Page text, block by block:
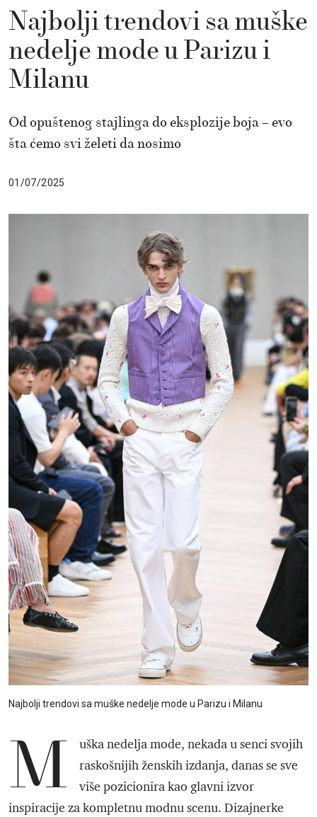
Najbolji trendovi sa muške
nedelje mode u Parizu i
Milanu
Od opuštenog stajlinga do eksplozije boja – evo
šta ćemo svi želeti da nosimo
01/07/2025
Najbolji trendovi sa muške nedelje mode u Parizu i Milanu
M
uška nedelja mode, nekada u senci svojih
raskošnijih ženskih izdanja, danas se sve
više pozicionira kao glavni izvor
inspiracije za kompletnu modnu scenu. Dizajnerke